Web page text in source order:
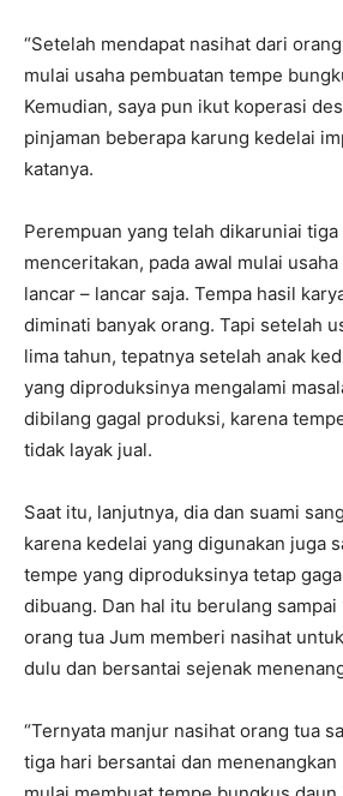
“Setelah mendapat nasihat dari
mulai usaha pembuatan tempe
Kemudian, saya pun ikut koperasi
pinjaman beberapa karung kedelai
katanya.
Perempuan yang telah dikaruniai
menceritakan, pada awal mulai
lancar – lancar saja. Tempa hasil
diminati banyak orang. Tapi setelah
lima tahun, tepatnya setelah anak
yang diproduksinya mengalami
dibilang gagal produksi, karena
tidak layak jual.
Saat itu, lanjutnya, dia dan suami
karena kedelai yang digunakan juga
tempe yang diproduksinya tetap
dibuang. Dan hal itu berulang sampai
orang tua Jum memberi nasihat
dulu dan bersantai sejenak
“Ternyata manjur nasihat orang tua
tiga hari bersantai dan